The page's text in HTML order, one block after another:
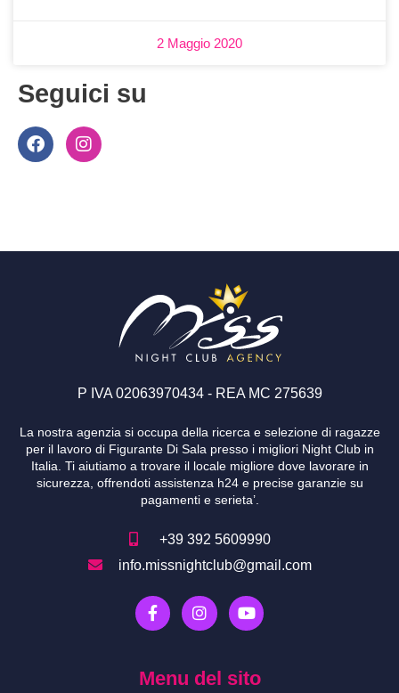
2 Maggio 2020
Seguici su
F
a
I
n
P IVA 02063970434 - REA MC 275639
La nostra agenzia si occupa della ricerca e selezione di ragazze
per il lavoro di Figurante Di Sala presso i migliori Night Club in
Italia. Ti aiutiamo a trovare il locale migliore dove lavorare in
sicurezza, offrendoti assistenza h24 e precise garanzie su
pagamenti e serieta’.
+39 392 5609990
info.missnightclub@gmail.com
F
a
c
o
I
n
s
a
g
Y
o
u
b
Menu del sito